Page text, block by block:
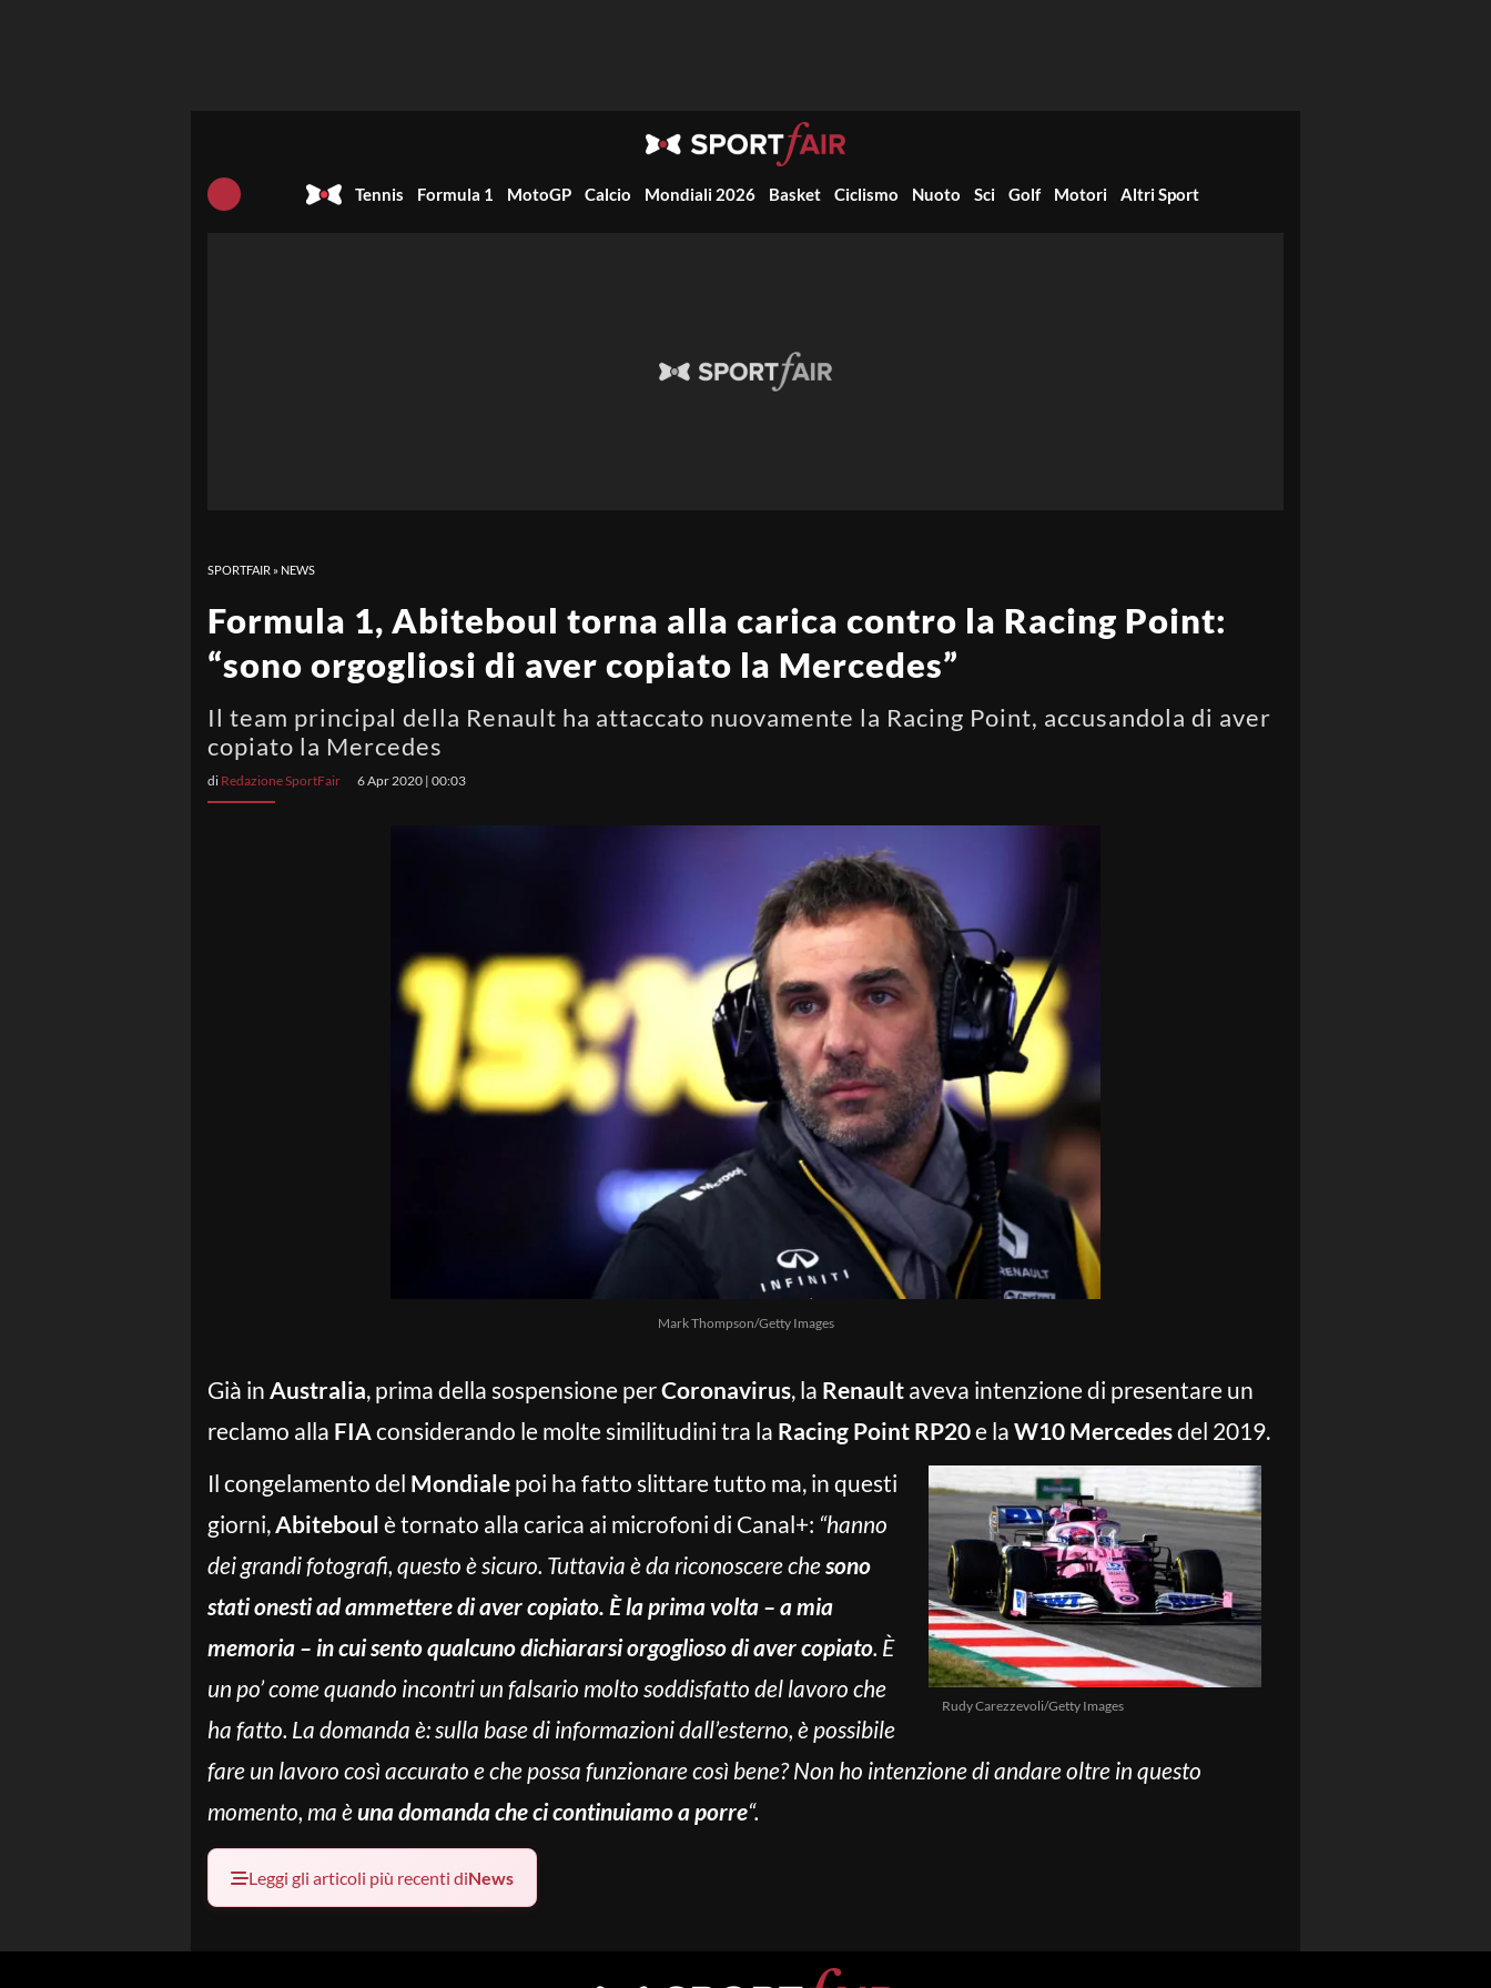
Tennis Formula 1 MotoGP Calcio Mondiali 2026 Basket Ciclismo Nuoto Sci Golf Motori Altri Sport
SPORTFAIR » NEWS
Formula 1, Abiteboul torna alla carica contro la Racing Point:
“sono orgogliosi di aver copiato la Mercedes”
Il team principal della Renault ha attaccato nuovamente la Racing Point, accusandola di aver
copiato la Mercedes
di Redazione SportFair 6 Apr 2020 | 00:03
Mark Thompson/Getty Images
Già in Australia, prima della sospensione perCoronavirus, la Renault aveva intenzione di presentare un
reclamo alla FIAconsiderando le molte similitudini tra la Racing Point RP20e la W10 Mercedesdel 2019.
Rudy Carezzevoli/Getty Images
Il congelamento del Mondiale poi ha fatto slittare tutto ma, in questi
giorni,Abiteboul è tornato alla carica ai microfoni di Canal+: “hanno
dei grandi fotografi, questo è sicuro. Tuttavia è da riconoscere chesono
stati onesti ad ammettere di aver copiato. È la prima volta – a mia
memoria – in cui sento qualcuno dichiararsi orgoglioso di aver copiato. È
un po’ come quando incontri un falsario molto soddisfatto del lavoro che
ha fatto. La domanda è: sulla base di informazioni dall’esterno, è possibile
fare un lavoro così accurato e che possa funzionare così bene? Non ho intenzione di andare oltre in questo
momento, ma èuna domanda che ci continuiamo a porre“.
Leggi gli articoli più recenti diNews